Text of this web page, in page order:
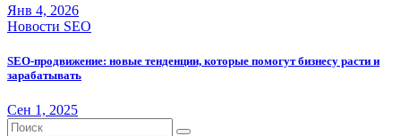
Янв 4, 2026
Новости SEO
SEO-продвижение: новые тенденции, которые помогут бизнесу расти и
зарабатывать
Сен 1, 2025